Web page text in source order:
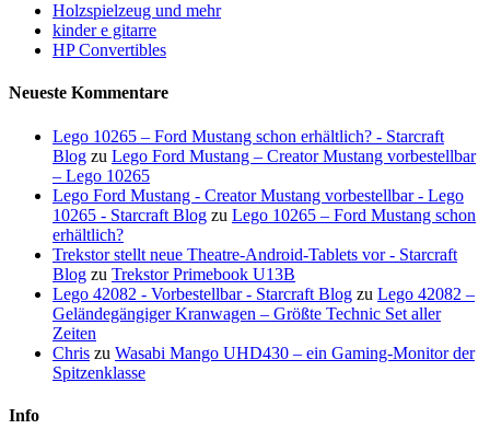
Holzspielzeug und mehr
kinder e gitarre
HP Convertibles
Neueste Kommentare
Lego 10265 – Ford Mustang schon erhältlich? - Starcraft
Blog zu Lego Ford Mustang – Creator Mustang vorbestellbar
– Lego 10265
Lego Ford Mustang - Creator Mustang vorbestellbar - Lego
10265 - Starcraft Blog zu Lego 10265 – Ford Mustang schon
erhältlich?
Trekstor stellt neue Theatre-Android-Tablets vor - Starcraft
Blog zu Trekstor Primebook U13B
Lego 42082 - Vorbestellbar - Starcraft Blog zu Lego 42082 –
Geländegängiger Kranwagen – Größte Technic Set aller
Zeiten
Chris zu Wasabi Mango UHD430 – ein Gaming-Monitor der
Spitzenklasse
Info